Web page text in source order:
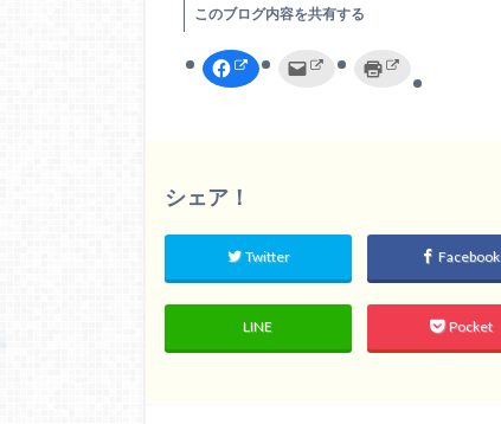
このブログ内容を共有する
F
c
共
有
る
に
は
ク
ッ
ク
し
て
ク
で
(
し
ィ
ク
ウ
ド
で
ま
シェア！
Twitter Facebook
LINE Pocket